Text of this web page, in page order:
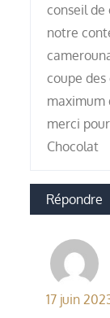
conseil de
notre
coupe
maximum
merci
Chocolat
Répondre
17 juin